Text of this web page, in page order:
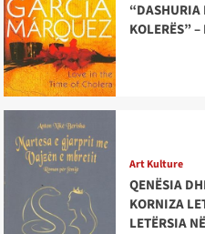
“DASHURIA
KOLERËS”
Art Kulture
QENËSIA
KORNIZA
LETËRSIA